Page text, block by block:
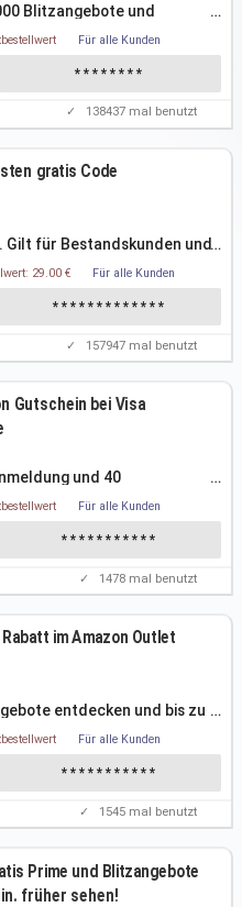
Blitzangebote und
…
Für alle Kunden
********
✓ 138437 mal benutzt
gratis Code
für Bestandskunden und…
29.00 € Für alle Kunden
*************
✓ 157947 mal benutzt
Gutschein bei Visa
und 40
…
Für alle Kunden
***********
✓ 1478 mal benutzt
Rabatt im Amazon Outlet
entdecken und bis zu …
Für alle Kunden
***********
✓ 1545 mal benutzt
Prime und Blitzangebote
früher sehen!